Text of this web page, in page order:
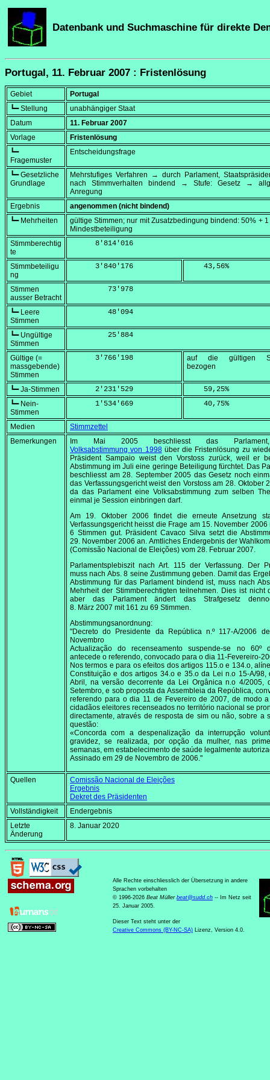
Datenbank und Suchmaschine für direkte
Portugal, 11. Februar 2007 : Fristenlösung
Gebiet
Portugal
┗━ Stellung
unabhängiger Staat
Datum
11. Februar 2007
Vorlage
Fristenlösung
┗━
Fragemuster
Entscheidungsfrage
┗━ Gesetzliche
Grundlage
Mehrstufiges Verfahren → durch Parlament,
nach Stimmverhalten bindend → Stufe: Gesetz →
Anregung
Ergebnis
angenommen (nicht bindend)
┗━ Mehrheiten
gültige Stimmen; nur mit Zusatzbedingung bindend: 50% + 1
Mindestbeteiligung
Stimmberechtig
te
      8'814'016
Stimmbeteiligu
ng
      3'840'176
    43,56
%
Stimmen
ausser Betracht
         73'978
┗━ Leere
Stimmen
         48'094
┗━ Ungültige
Stimmen
         25'884
Gültige (=
massgebende)
Stimmen
      3'766'198
auf die gültigen
bezogen
┗━ Ja-Stimmen
      2'231'529
    59,25
%
┗━ Nein-
Stimmen
      1'534'669
    40,75
%
Medien
Stimmzettel
Bemerkungen
Im Mai 2005 beschliesst das
Volksabstimmung von 1998über die Fristenlösung zu
Präsident Sampaio weist den Vorstoss zurück, weil er
Abstimmung im Juli eine geringe Beteiligung fürchtet. Das
beschliesst am28. September 2005 das Gesetz noch
das Verfassungsgericht weist den Vorstoss am 28. Oktober
da das Parlament eine Volksabstimmung zum selben
einmal je Session einbringen darf.
Am 19. Oktober 2006 findet die erneute Ansetzung
Verfassungsgericht heisst die Frage am 15. November 2006
6 Stimmen gut. Präsident Cavaco Silva setzt die
29. November 2006 an. Amtliches Endergebnis der
(Comissão Nacional de Eleições) vom 28. Februar 2007.
Parlamentsplebiszit nach Art. 115 der Verfassung. Der
muss nach Abs. 8 seine Zustimmung geben. Damit das
Abstimmung für das Parlament bindend ist, muss nach
Mehrheit der Stimmberechtigten teilnehmen. Dies ist nicht
aber das Parlament ändert das Strafgesetz
8. März 2007 mit 161 zu 69 Stimmen.
Abstimmungsanordnung:
"Decreto do Presidente da República n.º 117-A/2006
Novembro
Actualização do recenseamento suspende-se no 60º
antecede o referendo, convocado para o dia 11-Fevereiro-
Nos termos e para os efeitos dos artigos 115.o e 134.o,
Constituição e dos artigos 34.o e 35.o da Lei n.o 15-A/98,
Abril, na versão decorrente da Lei Orgânica n.o 4/2005,
Setembro, e sob proposta da Assembleia da República,
referendo para o dia 11 de Fevereiro de 2007, de modo
cidadãos eleitores recenseados no território nacional se
directamente, através de resposta de sim ou não, sobre a
questão:
«Concorda com a despenalização da interrupção
gravidez, se realizada, por opção da mulher, nas
semanas, em estabelecimento de saúde legalmente
Assinado em 29 de Novembro de 2006."
Quellen
Comissão Nacional de Eleições
Ergebnis
Dekret des Präsidenten
Vollständigkeit
Endergebnis
Letzte
Änderung
8. Januar 2020
Alle Rechte einschliesslich der Übersetzung in andere
Sprachen vorbehalten
© 1996-2026 Beat Müller beat@sudd.ch -- Im Netz seit
25. Januar 2005.
Dieser Text steht unter der
Creative Commons (BY-NC-SA) Lizenz, Version 4.0.